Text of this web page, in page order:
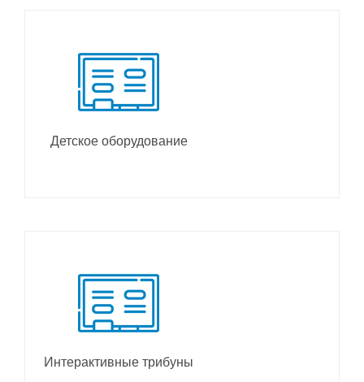
Детское оборудование
Интерактивные трибуны